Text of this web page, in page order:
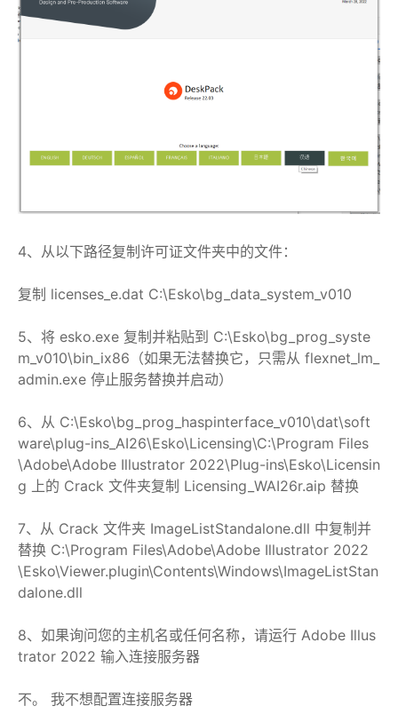
4、从以下路径复制许可证文件夹中的文件：
复制 licenses_e.dat C:\Esko\bg_data_system_v010
5、将 esko.exe 复制并粘贴到 C:\Esko\bg_prog_syste
m_v010\bin_ix86（如果无法替换它，只需从 flexnet_lm_
admin.exe 停止服务替换并启动）
6、从 C:\Esko\bg_prog_haspinterface_v010\dat\soft
ware\plug-ins_AI26\Esko\Licensing\C:\Program Files
\Adobe\Adobe Illustrator 2022\Plug-ins\Esko\Licensin
g 上的 Crack 文件夹复制 Licensing_WAI26r.aip 替换
7、从 Crack 文件夹 ImageListStandalone.dll 中复制并
替换 C:\Program Files\Adobe\Adobe Illustrator 2022
\Esko\Viewer.plugin\Contents\Windows\ImageListStan
dalone.dll
8、如果询问您的主机名或任何名称，请运行 Adobe Illus
trator 2022 输入连接服务器
不。 我不想配置连接服务器